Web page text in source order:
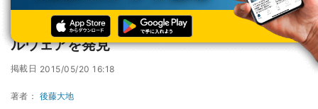
世界中で人気のゲーム「GTA V」のMODにマ
ルウェアを発見
掲載日 2015/05/20 16:18
著者： 後藤大地